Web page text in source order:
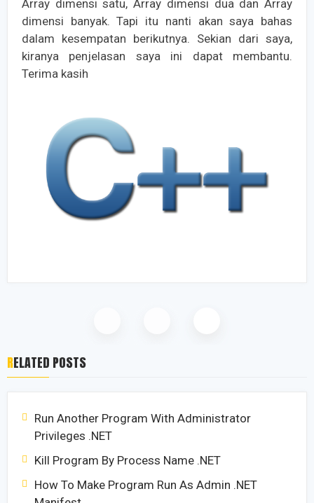
Array dimensi satu, Array dimensi dua dan Array
dimensi banyak. Tapi itu nanti akan saya bahas
dalam kesempatan berikutnya. Sekian dari saya,
kiranya penjelasan saya ini dapat membantu.
Terima kasih
RELATED POSTS
Run Another Program With Administrator
Privileges .NET
Kill Program By Process Name .NET
How To Make Program Run As Admin .NET